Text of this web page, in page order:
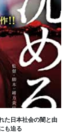
た日本社会の闇と由
も迫る